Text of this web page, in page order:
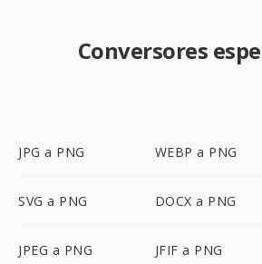
Conversores
JPG a PNG WEBP a PNG
SVG a PNG DOCX a PNG
JPEG a PNG JFIF a PNG